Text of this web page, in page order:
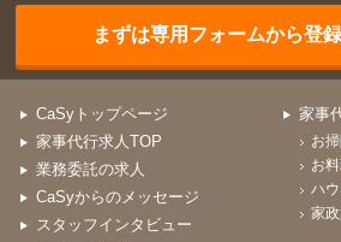
まずは専用フォームから登
CaSyトップページ
家事代行求人TOP
業務委託の求人
CaSyからのメッセージ
スタッフインタビュー
家事
お
お
ハ
家